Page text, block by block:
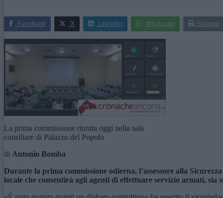
Facebook X LinkedIn Whatsapp Stampa
La prima commissione riunita oggi nella sala
consiliare di Palazzo del Popolo
di Antonio Bomba
Durante la prima commissione odierna, l’assessore alla
locale che consentirà agli agenti di effettuare servizio armati,